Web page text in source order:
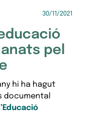
30/11/2021
pel
hi ha hagut